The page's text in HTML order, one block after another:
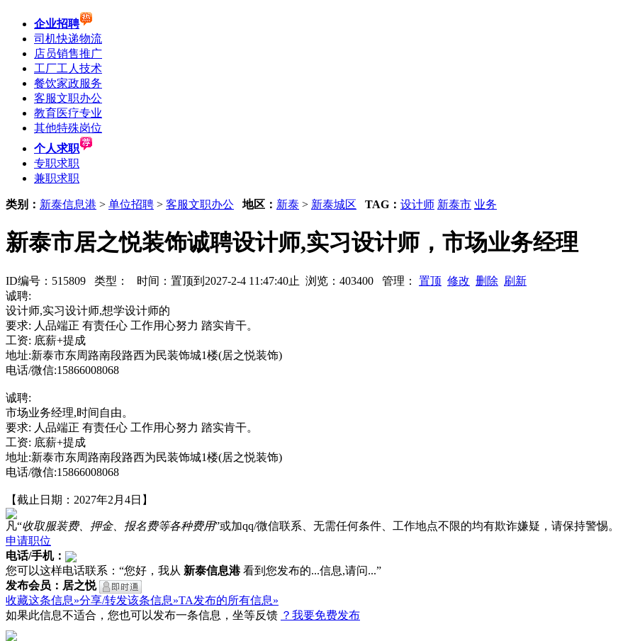
企业招聘
司机快递物流
店员销售推广
工厂工人技术
餐饮家政服务
客服文职办公
教育医疗专业
其他特殊岗位
个人求职
专职求职
兼职求职
类别： 新泰信息港 > 单位招聘 > 客服文职办公 地区： 新泰 > 新泰城区 TAG： 设计师 新泰市 业务
新泰市居之悦装饰诚聘设计师,实习设计师，市场业务经理
ID编号：515809 类型： 时间：置顶到2027-2-4 11:47:40止 浏览：403400 管理： 置顶 修改 删除 刷新
诚聘:
设计师,实习设计师,想学设计师的
要求: 人品端正 有责任心 工作用心努力 踏实肯干。
工资: 底薪+提成
地址:新泰市东周路南段路西为民装饰城1楼(居之悦装饰)
电话/微信:15866008068
诚聘:
市场业务经理,时间自由。
要求: 人品端正 有责任心 工作用心努力 踏实肯干。
工资: 底薪+提成
地址:新泰市东周路南段路西为民装饰城1楼(居之悦装饰)
电话/微信:15866008068
【截止日期：2027年2月4日】
凡“收取服装费、押金、报名费等各种费用”或加qq/微信联系、无需任何条件、工作地点不限的均有欺诈嫌疑，请保持警惕。
申请职位
电话/手机：
您可以这样电话联系：“您好，我从 新泰信息港看到您发布的...信息,请问...”
发布会员：居之悦
收藏这条信息»分享/转发该条信息»TA发布的所有信息»
如果此信息不适合，您也可以发布一条信息，坐等反馈 ？我要免费发布